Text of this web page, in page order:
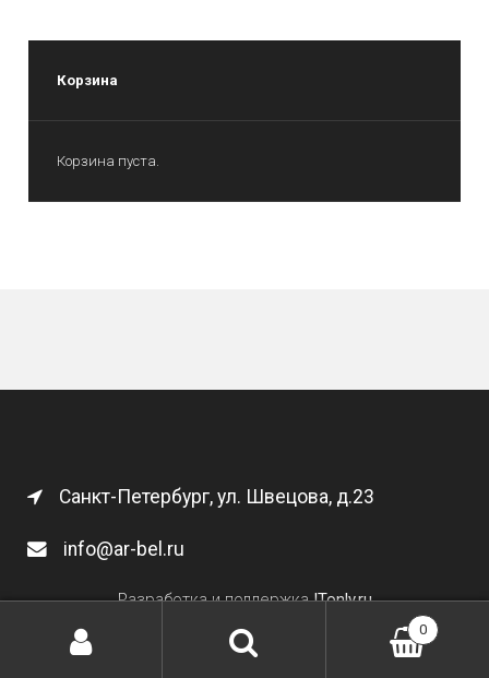
Корзина
Корзина пуста.
Санкт-Петербург, ул. Швецова, д.23
info@ar-bel.ru
Разработка и поддержкаITonly.ru
0